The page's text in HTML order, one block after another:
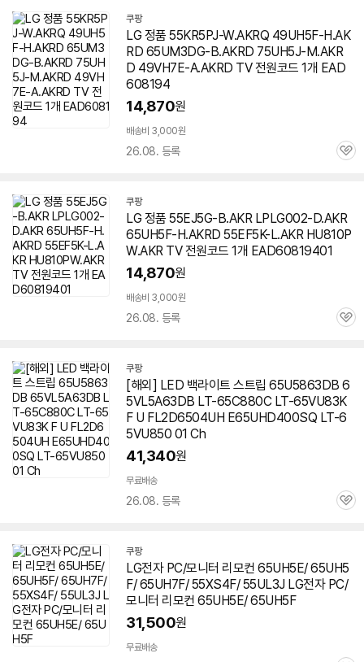
쿠팡
LG 정품 55KR5PJ-W.AKRQ 49UH5F-H.AK
RD 65UM3DG-B.AKRD 75UH5J-M.AKR
D 49VH7E-A.AKRD TV 전원코드 1개 EAD
608194
14,870원
배송비 3,000원
26.08. 등록
관
쿠팡
LG 정품 55EJ5G-B.AKR LPLG002-D.AKR
65UH5F-H.AKRD 55EF5K-L.AKR HU810P
W.AKR TV 전원코드 1개 EAD60819401
14,870원
배송비 3,000원
26.08. 등록
관
쿠팡
[해외] LED 백라이트 스트립 65U5863DB 6
5VL5A63DB LT-65C880C LT-65VU83K
F U FL2D6504UH E65UHD400SQ LT-6
5VU850 01 Ch
41,340원
무료배송
26.08. 등록
관
쿠팡
LG전자 PC/모니터 리모컨 65UH5E/65UH5
F/ 65UH7F/ 55XS4F/ 55UL3J LG전자 PC/
모니터 리모컨 65UH5E/65UH5F
31,500원
무료배송